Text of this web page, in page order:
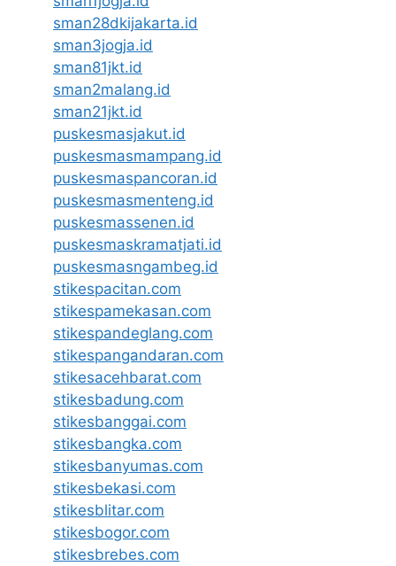
sman28dkijakarta.id
sman3jogja.id
sman81jkt.id
sman2malang.id
sman21jkt.id
puskesmasjakut.id
puskesmasmampang.id
puskesmaspancoran.id
puskesmasmenteng.id
puskesmassenen.id
puskesmaskramatjati.id
puskesmasngambeg.id
stikespacitan.com
stikespamekasan.com
stikespandeglang.com
stikespangandaran.com
stikesacehbarat.com
stikesbadung.com
stikesbanggai.com
stikesbangka.com
stikesbanyumas.com
stikesbekasi.com
stikesblitar.com
stikesbogor.com
stikesbrebes.com